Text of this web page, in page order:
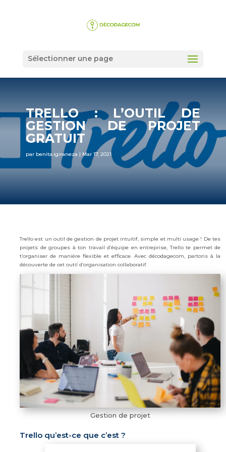
Sélectionner une page
TRELLO : L’OUTIL DE
GESTION DE PROJET
GRATUIT
par benita.igiraneza | Mar 17, 2021
Trello est un outil de gestion de projet intuitif, simple et multi usage ! De tes
projets de groupes à ton travail d’équipe en entreprise, Trello te permet de
t’organiser de manière flexible et efficace. Avec décodagecom, partons à la
découverte de cet outil d’organisation collaboratif.
Gestion de projet
Trello qu’est-ce que c’est ?